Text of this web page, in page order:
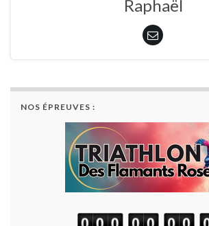
Raphaël
NOS ÉPREUVES :